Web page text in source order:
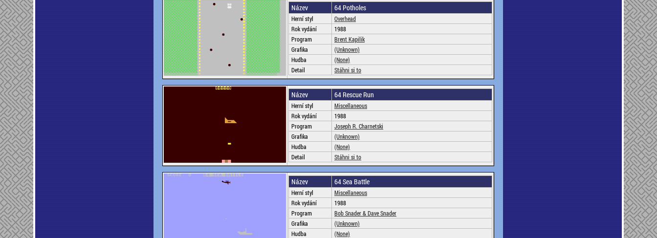
Název 64 Potholes
Herní styl
Overhead
Rok vydání
1988
Program
Brent Kapilik
Grafika
(Unknown)
Hudba
(None)
Detail
Stáhni si to
Název 64 Rescue Run
Herní styl
Miscellaneous
Rok vydání
1988
Program
Joseph R. Charnetski
Grafika
(Unknown)
Hudba
(None)
Detail
Stáhni si to
Název 64 Sea Battle
Herní styl
Miscellaneous
Rok vydání
1988
Program
Bob Snader & Dave Snader
Grafika
(Unknown)
Hudba
(None)